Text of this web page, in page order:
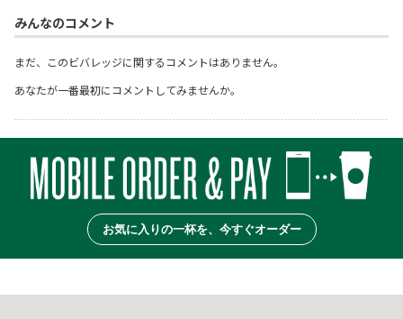
みんなのコメント
まだ、このビバレッジに関するコメントはありません。
あなたが一番最初にコメントしてみませんか。
お気に入りの一杯を、今すぐオーダー